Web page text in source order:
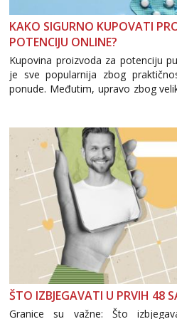
Tel:064/677-677
Obavijesti me
Liliana
Tel:064/677-677- Kod:
tel:0,93€ - mob:1,12€
Obavijesti me
Marta
Razgovaram :)
Tel: 064/677-677
- Kod:
tel:0,93€ - mob:1,12€
Obavijesti me
Maja
Razgovaram :)
Tel:064/677-677- Kod:
tel:0,93€ - mob:1,12€
KAKO SIGURNO KUPOVATI
POTENCIJU ONLINE?
Kupovina proizvoda za potenciju
je sve popularnija zbog
ponude. Međutim, upravo zbog
se pojavljuju i brojni krivotvoreni
internetske trgovine te proizvodi
ŠTO IZBJEGAVATI U PRVIH 48
Granice su važne: Što